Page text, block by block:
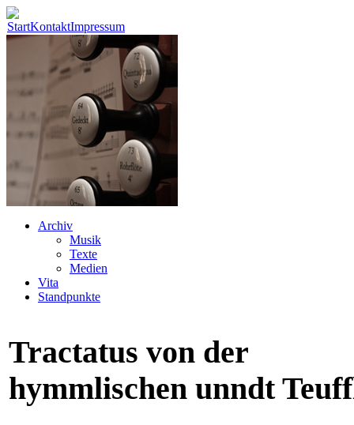
StartKontaktImpressum
Archiv
Musik
Texte
Medien
Vita
Standpunkte
Tractatus von der
hymmlischen unndt